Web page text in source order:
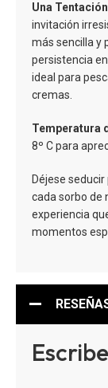
Una
invitación
más sencilla y
persistencia
ideal para
cremas.
Temperatura
8º C para
Déjese
cada sorbo de
experiencia
momentos